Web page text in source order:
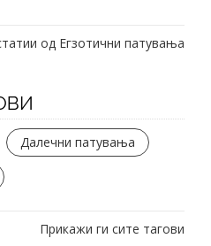
од Егзотични патувања
Далечни патувања
Прикажи ги сите тагови